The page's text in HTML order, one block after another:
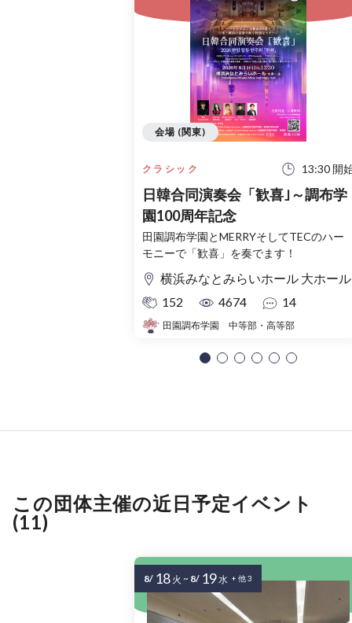
クラシック 13:30 開
日韓合同演奏会「歓喜｣～調布学
園100周年記念
田園調布学園とMERRYそしてTECのハー
モニーで「歓喜」を奏でます！
横浜みなとみらいホール 大ホール
152
4674 14
田園調布学園 中等部・高等部
会場 (関東)
この団体主催の近日予定イベント
(11)
8/ 18 火 ~ 8/ 19水 + 他 3